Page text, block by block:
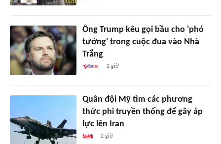
Ông Trump kêu gọi bầu cho 'phó
tướng' trong cuộc đua vào Nhà
Trắng
2 giờ
Quân đội Mỹ tìm các phương
thức phi truyền thống để gây áp
lực lên Iran
2 giờ